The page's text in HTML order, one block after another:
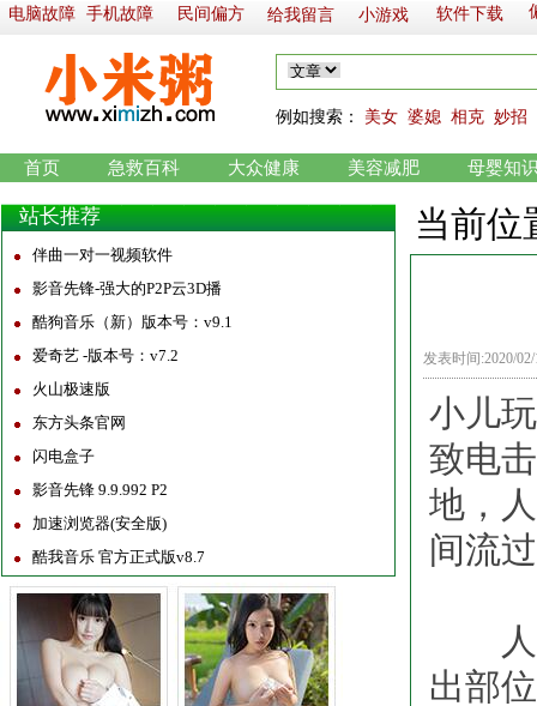
首页 急救百科 大众健康 美容减肥 母婴知
软件下载
小游戏
手机故障 民间偏方 给我留言
例如搜索： 美女 婆媳 相克 妙招
电脑故障
站长推荐
伴曲一对一视频软件
影音先锋-强大的P2P云3D播
酷狗音乐（新）版本号：v9.1
爱奇艺 -版本号：v7.2
火山极速版
东方头条官网
闪电盒子
影音先锋 9.9.992 P2
加速浏览器(安全版)
酷我音乐 官方正式版v8.7
当前
发表时间:2020/
小儿
致电
地，
间流
人体
出部